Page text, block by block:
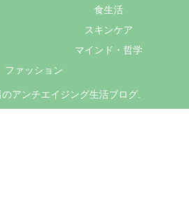
食生活
スキンケア
マインド・哲学
ファッション
アンチエイジング生活ブログ.